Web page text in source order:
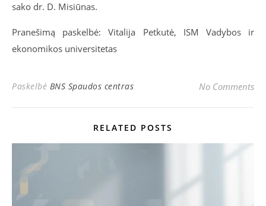
sako dr. D. Misiūnas.
Pranešimą paskelbė: Vitalija Petkutė, ISM Vadybos ir
ekonomikos universitetas
Paskelbė BNS Spaudos centras No Comments
RELATED POSTS